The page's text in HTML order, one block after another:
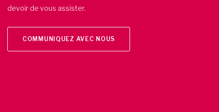
devoir de vous assister.
COMMUNIQUEZ AVEC NOUS